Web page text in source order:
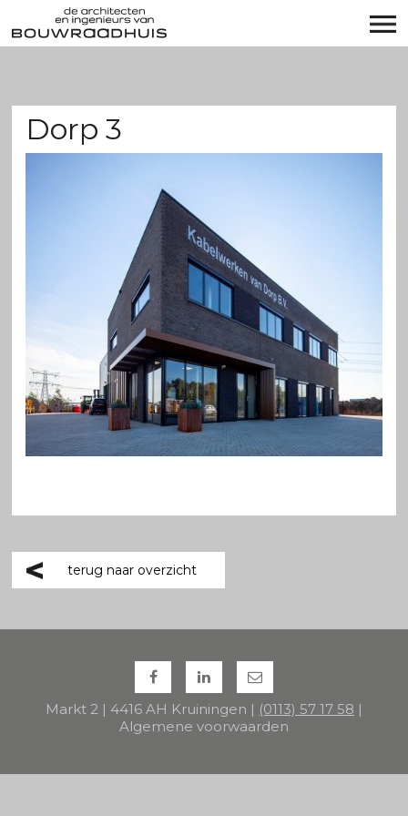
Dorp 3
terug naar overzicht
Markt 2 | 4416 AH Kruiningen | (0113) 57 17 58 |
Algemene voorwaarden